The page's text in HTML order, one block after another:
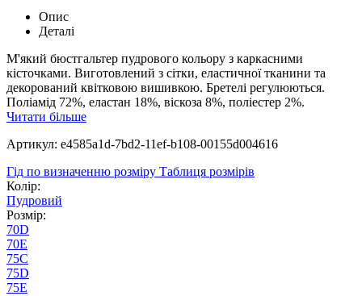
Опис
Деталі
М'який бюстгальтер пудрового кольору з каркасними
кісточками. Виготовлений з сітки, еластичної тканини та
декорований квітковою вишивкою. Бретелі регулюються.
Поліамід 72%, еластан 18%, віскоза 8%, поліестер 2%.
Читати більше
Артикул: e4585a1d-7bd2-11ef-b108-00155d004616
Гід по визначенню розміру Таблиця розмірів
Колір:
Пудровий
Розмір:
70D
70E
75C
75D
75E